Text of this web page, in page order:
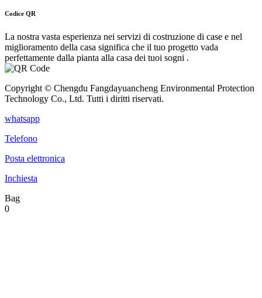
Codice QR
La nostra vasta esperienza nei servizi di costruzione di case e nel
miglioramento della casa significa che il tuo progetto vada
perfettamente dalla pianta alla casa dei tuoi sogni .
Copyright © Chengdu Fangdayuancheng Environmental Protection
Technology Co., Ltd. Tutti i diritti riservati.
whatsapp
Telefono
Posta elettronica
Inchiesta
Bag
0